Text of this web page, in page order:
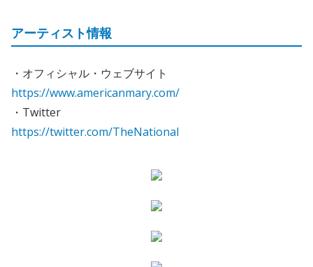
アーティスト情報
・オフィシャル・ウェブサイト
https://www.americanmary.com/
・Twitter
https://twitter.com/TheNational